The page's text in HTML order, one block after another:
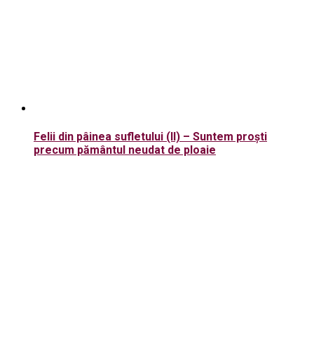
Felii din pâinea sufletului (II) – Suntem proști
precum pământul neudat de ploaie